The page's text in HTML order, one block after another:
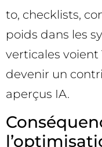
to, checklists,
poids dans les
verticales voient
devenir un
aperçus IA.